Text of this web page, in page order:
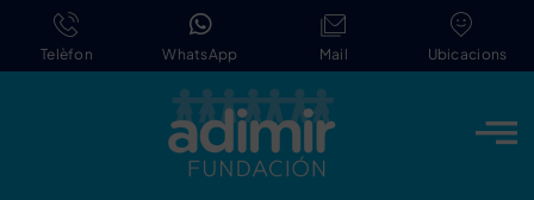
content
Telèfon WhatsApp Mail Ubicacions